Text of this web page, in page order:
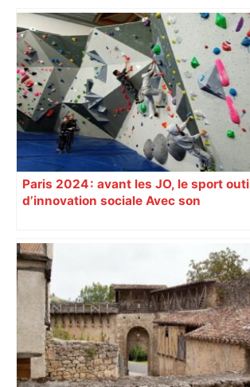
les agriculteurs manifestent malgré
interdictions
Paris 2024 : avant les JO, le sport
d’innovation sociale Avec son
soutient depuis deux ans des
centaines de projets à vocation
Exemple à Toulouse et à Tarbes, avec
l’escalade qui espère dépasser le mur
d’indifférence des quartiers
Reportage